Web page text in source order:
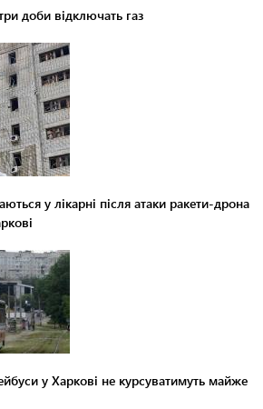
доби відключать газ
у лікарні після атаки ракети-дрона
у Харкові не курсуватимуть майже